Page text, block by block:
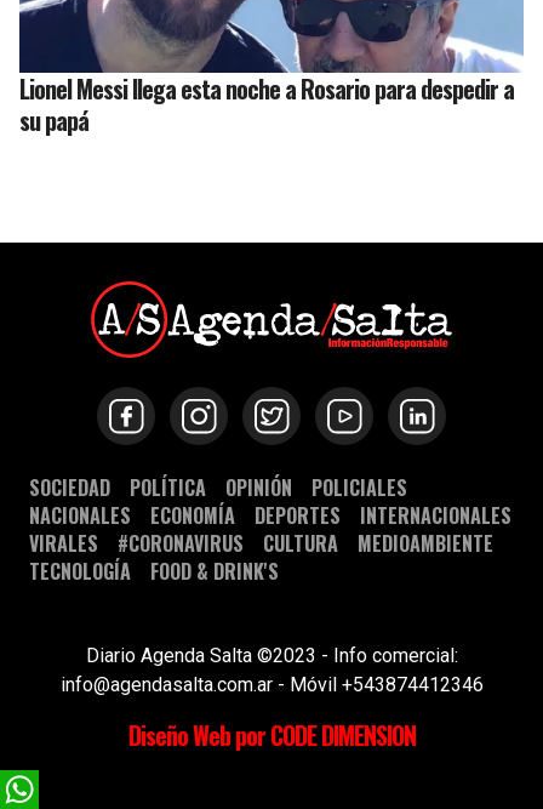
Lionel Messi llega esta noche a Rosario para despedir a
su papá
SOCIEDAD POLÍTICA OPINIÓN
POLICIALES
NACIONALES
ECONOMÍA DEPORTES
INTERNACIONALES
VIRALES
#CORONAVIRUS CULTURA
MEDIOAMBIENTE
TECNOLOGÍA
FOOD & DRINK'S
Diario Agenda Salta ©2023 - Info comercial:
info@agendasalta.com.ar - Móvil +543874412346
Diseño Web por CODE DIMENSION